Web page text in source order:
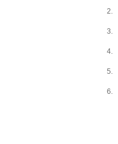
2.
3.
4.
5.
6.